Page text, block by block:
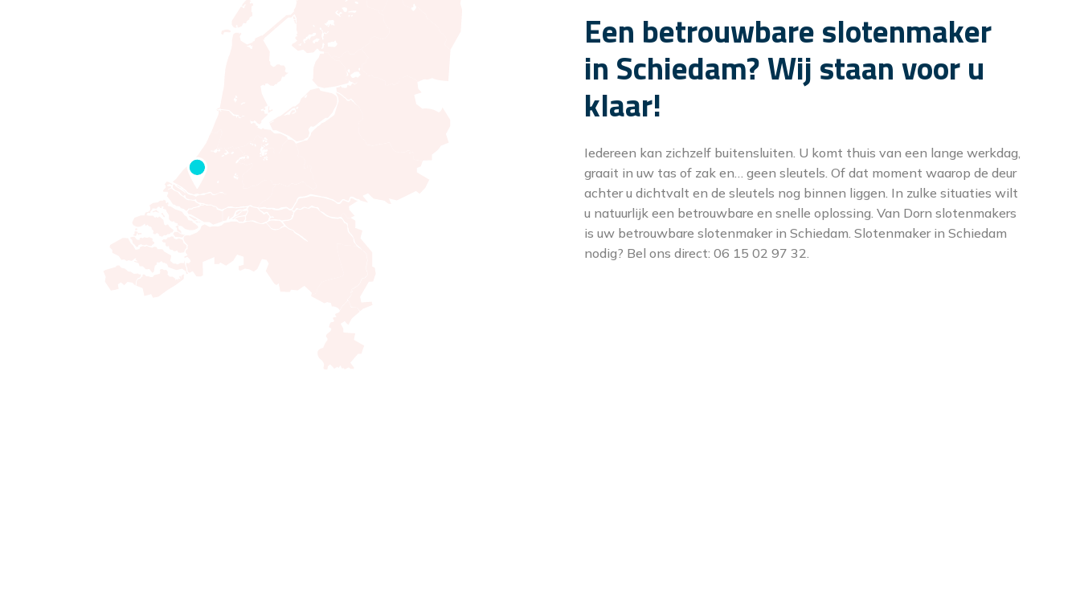
Een betrouwbare slotenmaker
in Schiedam? Wij staan voor u
klaar!
Iedereen kan zichzelf buitensluiten. U komt thuis van een lange werkdag,
graait in uw tas of zak en… geen sleutels. Of dat moment waarop de deur
achter u dichtvalt en de sleutels nog binnen liggen. In zulke situaties wilt
u natuurlijk een betrouwbare en snelle oplossing. Van Dorn slotenmakers
is uw betrouwbare slotenmaker in Schiedam. Slotenmaker in Schiedam
nodig? Bel ons direct: 06 15 02 97 32.